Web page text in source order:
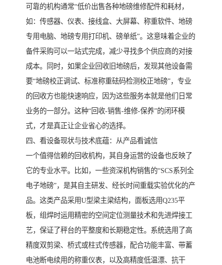
可靠的机构通常“低价出售各种地磅维修配件和耗材，
如：传感器、仪表、接线盒、大屏幕、称重软件、地磅
专用电脑、地磅专用打印机、磅单纸”。这意味着企业的
备件采购可以一站式完成，减少寻找多个供应商的对接
成本。同时，如果企业回收旧地磅后，发现其他设备需
要“地磅校正调试、标准称重砝码检测校正地磅”，专业
的回收方也能快速响应，因为这些服务本就是他们日常
业务的一部分。这种“回收-销售-维修-保养”的闭环模
式，才是真正让企业省心的选择。
四、看设备现状与技术底蕴：从产品看诚信
一个值得信赖的回收机构，其自身运营的设备也反映了
它的专业水平。比如，一些资深机构销售的“SCS系列全
电子地磅”，是其自主研发、经长时间重载实验优化的产
品。这类产品采用U型梁主梁结构，面板选用Q235平
板，组焊时运用精密的空间定位测量技术和先进焊接工
艺，保证了秤台的平整度和长期稳定性。系统选用了高
精度双剪梁、桥式或柱式传感器，配合功能丰富、带蓄
电池断电续用的称重仪表，以及高精度低温漂、抗干